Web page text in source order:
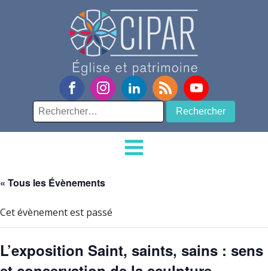
Rechercher :
« Tous les Évènements
Cet évènement est passé
L’exposition Saint, saints, sains : sens